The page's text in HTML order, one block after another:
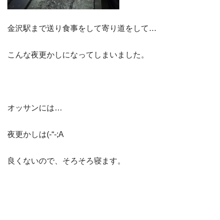
金沢駅まで送り食事をして寄り道をして…
こんな夜更かしになってしまいました。
オッサンには…
夜更かしは(-“-;A
良くないので、そろそろ寝ます。